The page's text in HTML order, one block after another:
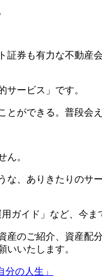
券も有力な不動産
ービス」です。
ができる。普段会
ん。
、ありきたりのサ
ガイド」など、今
のご紹介、資産配
いたします。
の人生」